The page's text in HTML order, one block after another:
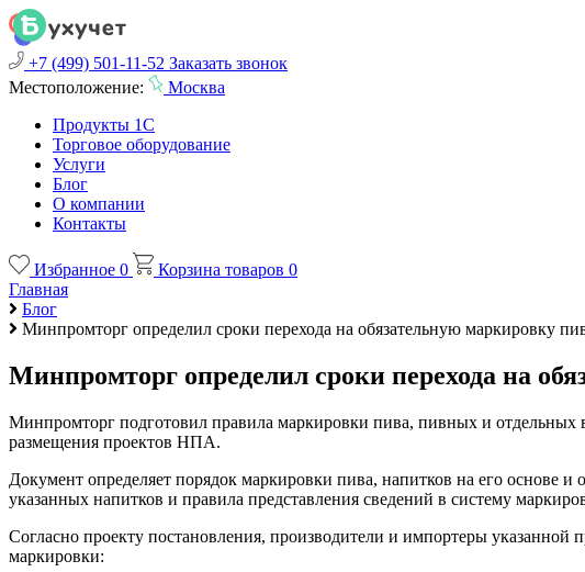
+7 (499) 501-11-52 Заказать звонок
Местоположение:
Москва
Продукты 1С
Торговое оборудование
Услуги
Блог
О компании
Контакты
Избранное 0 Корзина товаров 0
Главная
Блог
Минпромторг определил сроки перехода на обязательную маркировку
Минпромторг определил сроки перехода на
Минпромторг подготовил правила маркировки пива, пивных и отдельных
размещения проектов НПА.
Документ определяет порядок маркировки пива, напитков на его основе
указанных напитков и правила представления сведений в систему
Согласно проекту постановления, производители и импортеры
маркировки: